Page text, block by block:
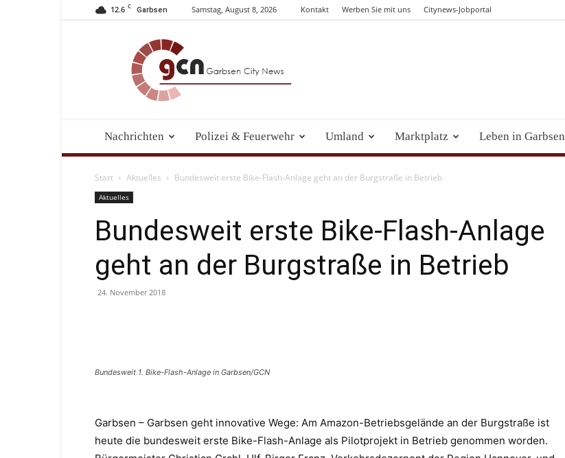
12.6 C Garbsen Samstag, August 8, 2026 Kontakt Werben Sie mit uns Citynews-Jobportal
News
Nachrichten Polizei & Feuerwehr Umland Marktplatz Leben in Garbsen
Start Aktuelles Bundesweit erste Bike-Flash-Anlage geht an der Burgstraße in Betrieb
Aktuelles
Bundesweit erste Bike-Flash-Anlage
geht an der Burgstraße in Betrieb
24. November 2018
Bundesweit 1. Bike-Flash-Anlage in Garbsen/GCN
Garbsen – Garbsen geht innovative Wege: Am Amazon-Betriebsgelände an der Burgstraße ist
heute die bundesweit erste Bike-Flash-Anlage als Pilotprojekt in Betrieb genommen worden.